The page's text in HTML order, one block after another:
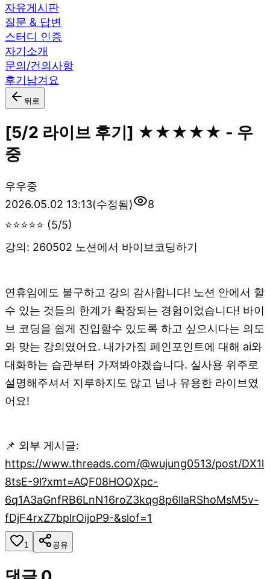
자유게시판
질문 & 답변
스터디 인증
자기소개
문의/건의사항
후기남겨요
뒤로
[5/2 라이브 후기] ★★★★★ - 우
중
우우중
2026.05.02 13:13(수정됨)
8
⭐⭐⭐⭐⭐ (5/5)
강의: 260502 노션에서 바이브코딩하기
연휴임에도 불구하고 강의 감사합니다! 노션 안에서 할
수 있는 것들의 한계가 확장되는 경험이었습니다! 바이
브 코딩을 쉽게 진입할수 있도록 하고 싶으시다는 의도
와 맞는 강의였어요. 내가가짘 페인포인트에 대해 ai와
대화하는 습관부터 가져봐야겠습니다. 실사용 위주로
설명해주셔서 지루하지도 않고 넘나 유용한 라이브였
어요!
📌 외부 게시글:
https://www.threads.com/@wujung0513/post/DX1l
8tsE-9l?xmt=AQF08HOQXpc-
6q1A3aGnfRB6LnN16roZ3kqg8p6llaRShoMsM5v-
fDjF4rxZ7bplrOijoP9-&slof=1
1 공유